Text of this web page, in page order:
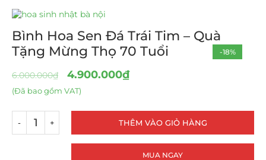
-18%
Bình Hoa Sen Đá Trái Tim – Quà
Tặng Mừng Thọ 70 Tuổi
6.000.000₫ 4.900.000₫
(Đã bao gồm VAT)
THÊM VÀO GIỎ HÀNG
MUA NGAY